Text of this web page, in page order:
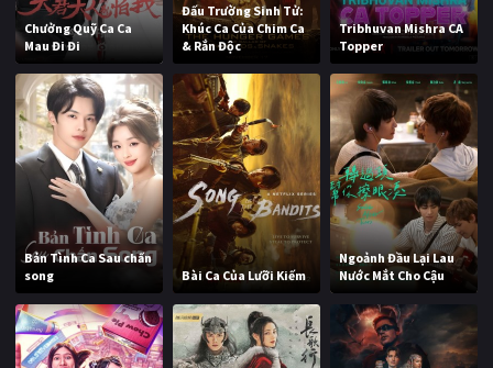
Chưởng Quỹ Ca Ca
Mau Đi Đi
Đấu Trường Sinh Tử:
Khúc Ca Của Chim Ca
& Rắn Độc
Tribhuvan Mishra CA
Topper
Bản Tình Ca Sau chấn
song
Bài Ca Của Lưỡi Kiếm
Ngoảnh Đầu Lại Lau
Nước Mắt Cho Cậu